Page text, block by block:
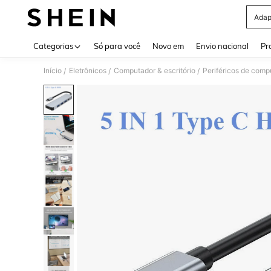
Categorias Só para você Novo em Envio nacional
Início / Eletrônicos / Computador & escritório / Periféricos de